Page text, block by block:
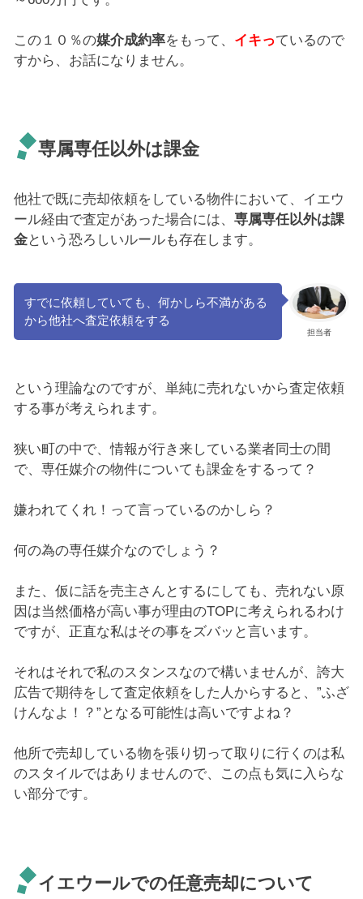
この１０％の媒介成約率をもって、 イキっているので
すから、お話になりません。
専属専任以外は課金
他社で既に売却依頼をしている物件において、イエウ
ール経由で査定があった場合には、 専属専任以外は課
金という恐ろしいルールも存在します。
担当者
すでに依頼していても、何かしら不満がある
から他社へ査定依頼をする
という理論なのですが、単純に売れないから査定依頼
する事が考えられます。
狭い町の中で、情報が行き来している業者同士の間
で、専任媒介の物件についても課金をするって？
嫌われてくれ！って言っているのかしら？
何の為の専任媒介なのでしょう？
また、仮に話を売主さんとするにしても、売れない原
因は当然価格が高い事が理由のTOPに考えられるわけ
ですが、正直な私はその事をズバッと言います。
それはそれで私のスタンスなので構いませんが、誇大
広告で期待をして査定依頼をした人からすると、”ふざ
けんなよ！？”となる可能性は高いですよね？
他所で売却している物を張り切って取りに行くのは私
のスタイルではありませんので、この点も気に入らな
い部分です。
イエウールでの任意売却について